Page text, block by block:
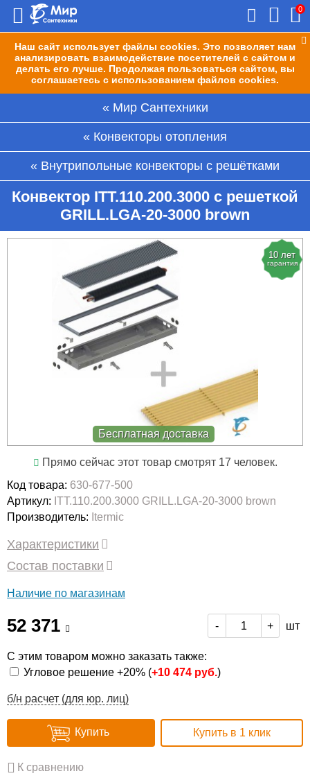
Наш сайт использует файлы cookies. Это позволяет нам
анализировать взаимодействие посетителей с сайтом и
делать его лучше. Продолжая пользоваться сайтом, вы
соглашаетесь с использованием файлов cookies.
0
Мир Сантехники
Конвекторы отопления
Внутрипольные конвекторы с решётками
Конвектор ITT.110.200.3000 с решеткой
GRILL.LGA-20-3000 brown
10 лет
гарантия
Бесплатная доставка
Прямо сейчас этот товар смотрят 17 человек.
Код товара: 630-677-500
Артикул: ITT.110.200.3000 GRILL.LGA-20-3000 brown
Производитель: Itermic
Характеристики
Состав поставки
Наличие по магазинам
52 371 - + шт
С этим товаром можно заказать также:
Угловое решение +20% (+10 474 руб.)
б/н расчет (для юр. лиц)
Купить Купить в 1 клик
К сравнению